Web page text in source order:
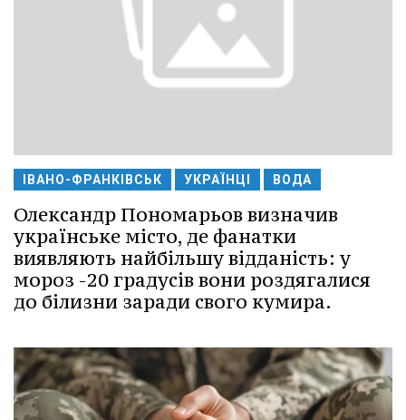
ІВАНО-ФРАНКІВСЬК УКРАЇНЦІ ВОДА
Олександр Пономарьов визначив
українське місто, де фанатки
виявляють найбільшу відданість: у
мороз -20 градусів вони роздягалися
до білизни заради свого кумира.